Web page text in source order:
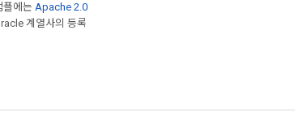
플에는 Apache 2.0
계열사의 등록